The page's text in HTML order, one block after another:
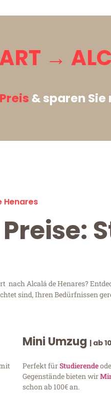
→
& sparen Sie
Henares
nach Alcalá de Henares?
sind, Ihren Bedürfnissen
Mini Umzug | ab
Perfekt fürStudierende
Gegenstände bieten wir
schon ab 100€ an.